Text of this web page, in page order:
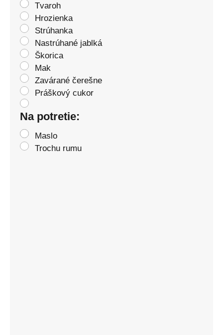
Tvaroh
Hrozienka
Strúhanka
Nastrúhané jablká
Škorica
Mak
Zavárané čerešne
Práškový cukor
Na potretie:
Maslo
Trochu rumu